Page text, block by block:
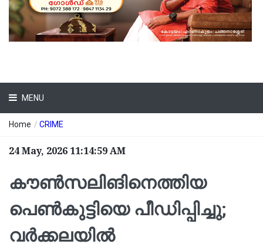
MENU
Home / CRIME
24 May, 2026 11:14:59 AM
കൗൺസലിങിനെത്തിയ
പെൺകുട്ടിയെ പീഡിപ്പിച്ചു;
വർക്കലയിൽ